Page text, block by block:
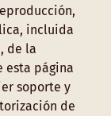
incluida
de la
esta página
soporte y
de